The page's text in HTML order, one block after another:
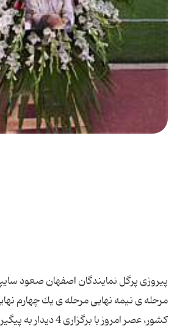
پیروزی پرگل نمایندگان اصفهان صعود
مرحله ی نیمه نهایی مرحله ی یك چهارم
كشور، عصر امروز با